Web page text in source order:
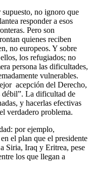
no ignoro que
responder a esos
Pero son
quienes reciben
no europeos. Y sobre
los refugiados; no
persona las dificultades,
vulnerables.
acepción del Derecho,
débil”. La dificultad de
y hacerlas efectivas
verdadero problema.
por ejemplo,
el plan que el presidente
Siria, Iraq y Eritrea, pese
los que llegan a